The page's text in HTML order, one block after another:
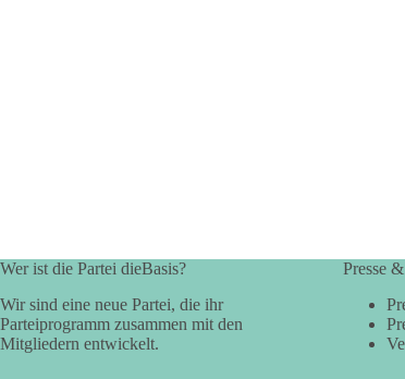
Wer ist die Partei dieBasis?
Wir sind eine neue Partei, die ihr
Parteiprogramm zusammen mit den
Mitgliedern entwickelt.
Presse